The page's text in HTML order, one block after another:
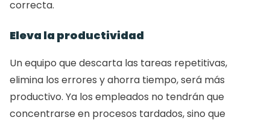
correcta.
Eleva la productividad
Un equipo que descarta las tareas repetitivas,
elimina los errores y ahorra tiempo, será más
productivo. Ya los empleados no tendrán que